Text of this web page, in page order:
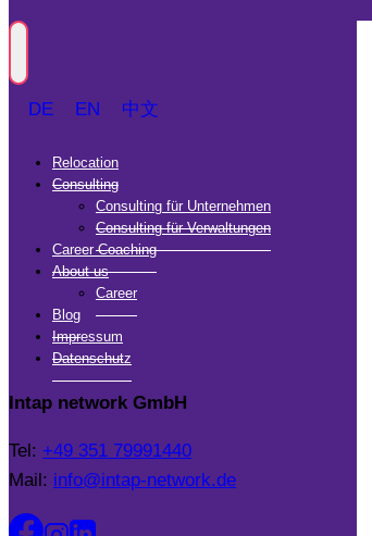
DE EN 中文
Relocation
Consulting
Consulting für Unternehmen
Consulting für Verwaltungen
Career Coaching
About us
Career
Blog
Impressum
Datenschutz
Intap network GmbH
Tel: +49 351 79991440
Mail: info@intap-network.de